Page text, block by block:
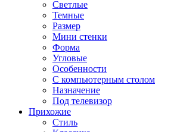
Светлые
Темные
Размер
Мини стенки
Форма
Угловые
Особенности
С компьютерным столом
Назначение
Под телевизор
Прихожие
Стиль